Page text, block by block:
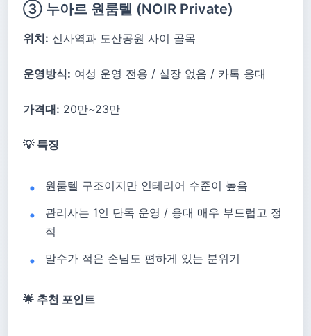
③ 누아르 원룸텔 (NOIR Private)
위치: 신사역과 도산공원 사이 골목
운영방식: 여성 운영 전용 / 실장 없음 / 카톡 응대
가격대: 20만~23만
💡 특징
원룸텔 구조이지만 인테리어 수준이 높음
관리사는 1인 단독 운영 / 응대 매우 부드럽고 정
적
말수가 적은 손님도 편하게 있는 분위기
🌟 추천 포인트